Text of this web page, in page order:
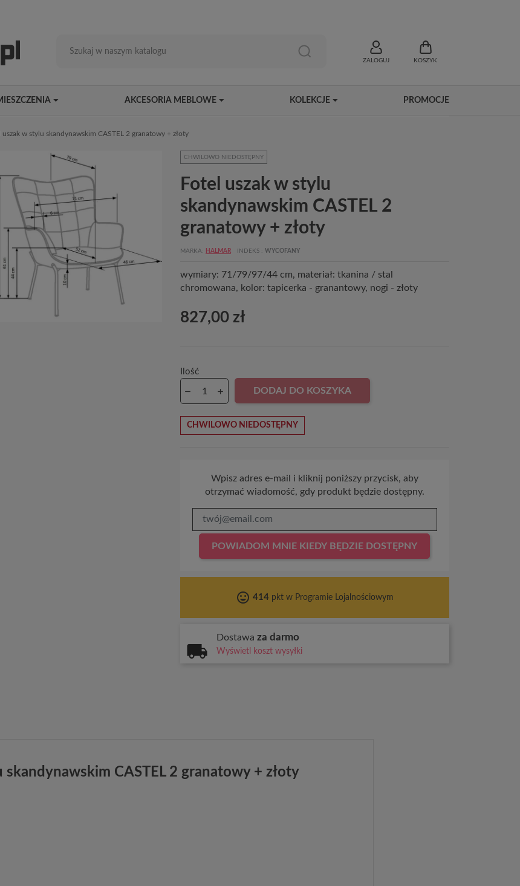
ZALOGUJ KOSZYK
AKCESORIA MEBLOWE KOLEKCJE PROMOCJE
uszak w stylu skandynawskim CASTEL 2 granatowy + złoty
CHWILOWO NIEDOSTĘPNY
Fotel uszak w stylu
skandynawskim CASTEL 2
granatowy + złoty
MARKA HALMAR INDEKS WYCOFANY
wymiary: 71/79/97/44 cm, materiał: tkanina / stal
chromowana, kolor: tapicerka - granantowy, nogi - złoty
827,00 zł
Ilość
DODAJ DO KOSZYKA
CHWILOWO NIEDOSTĘPNY
Wpisz adres e-mail i kliknij poniższy przycisk, aby
otrzymać wiadomość, gdy produkt będzie dostępny.
POWIADOM MNIE KIEDY BĘDZIE DOSTĘPNY
tag_faces 414pkt w Programie Lojalnościowym
Dostawa za darmo
Wyświetl koszt wysyłki
skandynawskim CASTEL 2 granatowy + złoty